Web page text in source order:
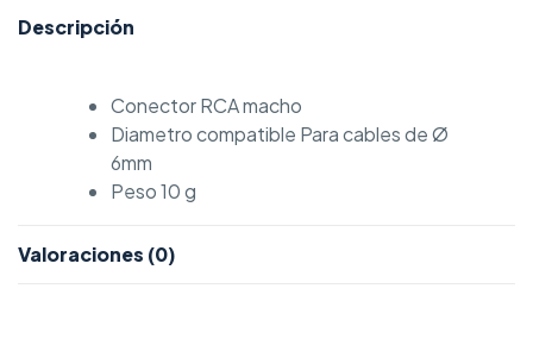
Descripción
Conector RCA macho
Diametro compatible Para cables de Ø
6mm
Peso 10 g
Valoraciones (0)